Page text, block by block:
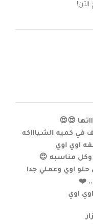
😍😍
في كميه الشياااكه
اوي اوي
مناسبه 😍
حلو اوي وعملي جدا
.. ❤️
اوي اوي